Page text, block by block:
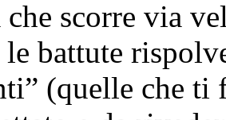
che scorre via
le battute
(quelle che